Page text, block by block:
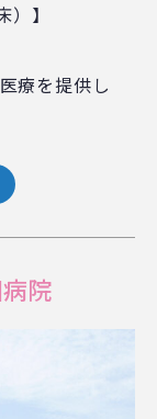
】
療を提供し
院